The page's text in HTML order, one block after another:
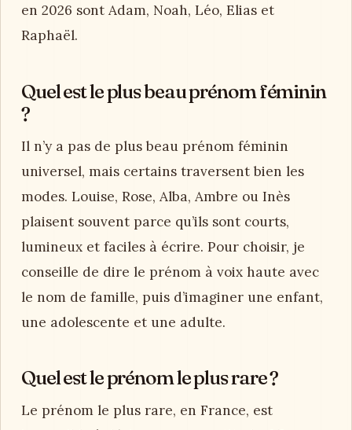
en 2026 sont Adam, Noah, Léo, Elias et
Raphaël.
Quel est le plus beau prénom féminin
?
Il n’y a pas de plus beau prénom féminin
universel, mais certains traversent bien les
modes. Louise, Rose, Alba, Ambre ou Inès
plaisent souvent parce qu’ils sont courts,
lumineux et faciles à écrire. Pour choisir, je
conseille de dire le prénom à voix haute avec
le nom de famille, puis d’imaginer une enfant,
une adolescente et une adulte.
Quel est le prénom le plus rare ?
Le prénom le plus rare, en France, est